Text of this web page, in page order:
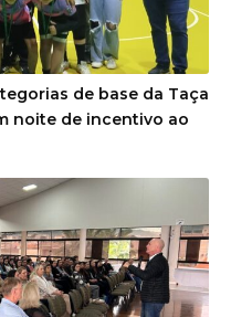
de base da Taça
noite de incentivo ao